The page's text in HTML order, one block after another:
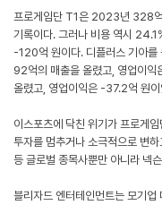
프로게임단 T1은 2023년 328
기록이다. 그러나 비용 역시
-120억 원이다. 디플러스 기아
92억의 매출을 올렸고, 영업이
올렸고, 영업이익은 -37.2억 원이
이스포츠에 닥친 위기가 프로게
투자를 멈추거나 소극적으로 변
등 글로벌 종목사뿐만 아니라 넥
블리자드 엔터테인먼트는 모기